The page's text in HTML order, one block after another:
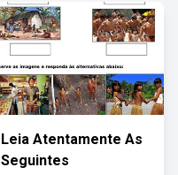
Leia Atentamente As
Seguintes